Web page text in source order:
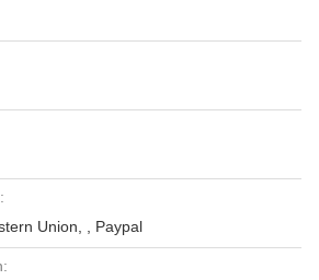
Union, , Paypal